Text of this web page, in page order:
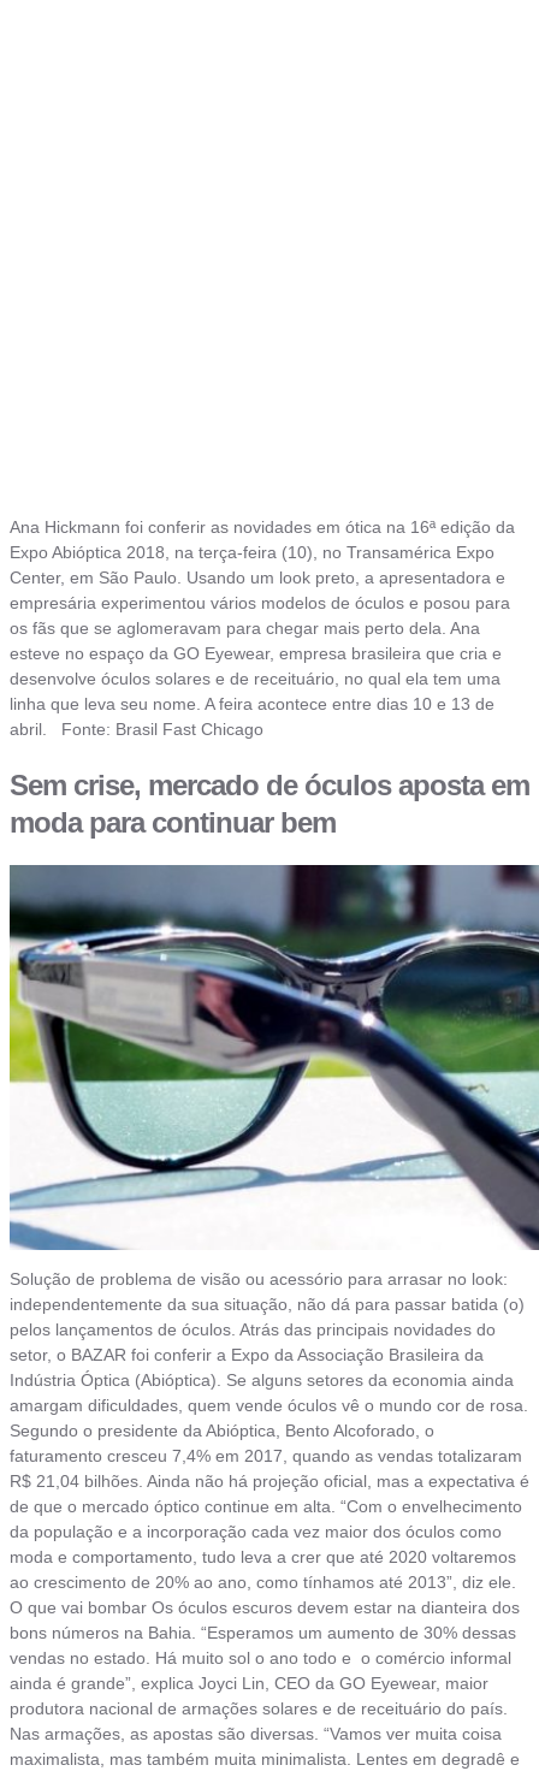
Ana Hickmann foi conferir as novidades em ótica na 16ª edição da
Expo Abióptica 2018, na terça-feira (10), no Transamérica Expo
Center, em São Paulo. Usando um look preto, a apresentadora e
empresária experimentou vários modelos de óculos e posou para
os fãs que se aglomeravam para chegar mais perto dela. Ana
esteve no espaço da GO Eyewear, empresa brasileira que cria e
desenvolve óculos solares e de receituário, no qual ela tem uma
linha que leva seu nome. A feira acontece entre dias 10 e 13 de
abril. Fonte: Brasil Fast Chicago
Sem crise, mercado de óculos aposta em
moda para continuar bem
Solução de problema de visão ou acessório para arrasar no look:
independentemente da sua situação, não dá para passar batida (o)
pelos lançamentos de óculos. Atrás das principais novidades do
setor, o BAZAR foi conferir a Expo da Associação Brasileira da
Indústria Óptica (Abióptica). Se alguns setores da economia ainda
amargam dificuldades, quem vende óculos vê o mundo cor de rosa.
Segundo o presidente da Abióptica, Bento Alcoforado, o
faturamento cresceu 7,4% em 2017, quando as vendas totalizaram
R$ 21,04 bilhões. Ainda não há projeção oficial, mas a expectativa é
de que o mercado óptico continue em alta. “Com o envelhecimento
da população e a incorporação cada vez maior dos óculos como
moda e comportamento, tudo leva a crer que até 2020 voltaremos
ao crescimento de 20% ao ano, como tínhamos até 2013”, diz ele.
O que vai bombar Os óculos escuros devem estar na dianteira dos
bons números na Bahia. “Esperamos um aumento de 30% dessas
vendas no estado. Há muito sol o ano todo e o comércio informal
ainda é grande”, explica Joyci Lin, CEO da GO Eyewear, maior
produtora nacional de armações solares e de receituário do país.
Nas armações, as apostas são diversas. “Vamos ver muita coisa
maximalista, mas também muita minimalista. Lentes em degradê e